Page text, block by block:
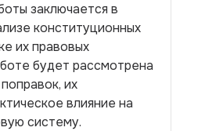
заключается в
конституционных
их правовых
будет рассмотрена
их
влияние на
систему.